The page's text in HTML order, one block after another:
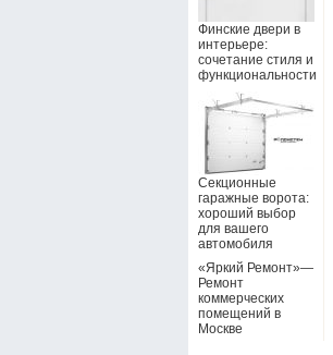
Финские двери в
интерьере:
сочетание стиля и
функциональности
Секционные
гаражные ворота:
хороший выбор
для вашего
автомобиля
«Яркий Ремонт»—
Ремонт
коммерческих
помещений в
Москве